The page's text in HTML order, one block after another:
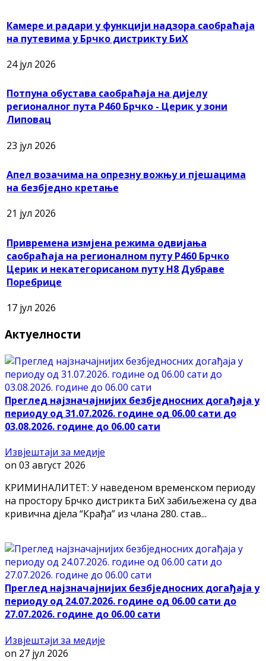
Камере и радари у функцији надзора саобраћаја
на путевима у Брчко дистрикту БиХ
24 јул 2026
Потпуна обустава саобраћаја на дијелу
регионалног пута Р460 Брчко - Церик у зони
Липовац
23 јул 2026
Апел возачима на опрезну вожњу и пјешацима
на безбједно кретање
21 јул 2026
Привремена измјена режима одвијања
саобраћаја на регионалном путу Р460 Брчко
Церик и некатегорисаном путу Н8 Дубраве
Поребрице
17 јул 2026
Актуелности
Преглед најзначајнијих безбједносних догађаја у
периоду од 31.07.2026. године од 06.00 сати до
03.08.2026. године до 06.00 сати
Извјештаји за медије
on 03 август 2026
КРИМИНАЛИТЕТ: У наведеном временском периоду
на простору Брчко дистрикта БиХ забиљежена су два
кривична дјела “Крађа” из члана 280. став...
Преглед најзначајнијих безбједносних догађаја у
периоду од 24.07.2026. године од 06.00 сати до
27.07.2026. године до 06.00 сати
Извјештаји за медије
on 27 јул 2026